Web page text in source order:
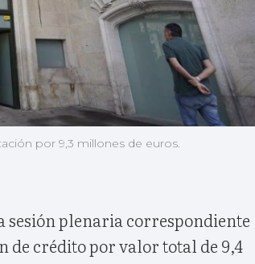
por 9,3 millones de euros.
sesión plenaria correspondiente
de crédito por valor total de 9,4